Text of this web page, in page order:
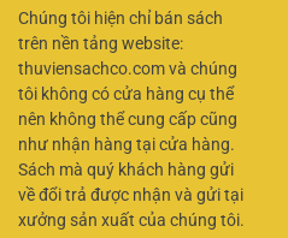
Chúng tôi hiện chỉ bán sách
trên nền tảng website:
thuviensachco.com và chúng
tôi không có cửa hàng cụ thể
nên không thể cung cấp cũng
như nhận hàng tại cửa hàng.
Sách mà quý khách hàng gửi
về đổi trả được nhận và gửi tại
xưởng sản xuất của chúng tôi.